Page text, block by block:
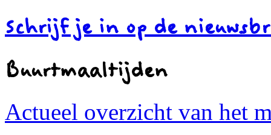
Schrijf je in op de
Buurtmaaltijden
Actueel overzicht van het